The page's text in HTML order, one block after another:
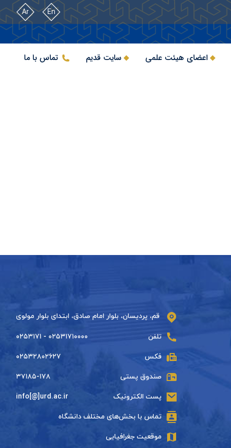
En
Ar
اعضای هیئت علمی سایت قدیم تماس با ما
قم، پردیسان، بلوار امام صادق، ابتدای بلوار مولوی
تلفن ۰۲۵۳۱۷۱۰۰۰۰ - ۰۲۵۳۱۷۱
فکس ۰۲۵۳۲۸۰۲۶۲۷
صندوق پستی ۳۷۱۸۵-۱۷۸
پست الکترونیک info[@]urd.ac.ir
تماس با بخش‌های مختلف دانشگاه
موقعیت جغرافیایی